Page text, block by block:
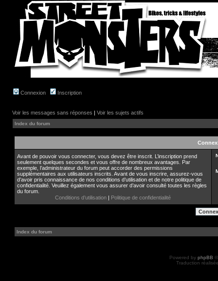
Connexion Inscription
Voir les messages sans réponses | Voir les sujets actifs
Index du forum
Avant de pouvoir vous connecter, vous devez être inscrit. L’inscription prend
seulement quelques secondes et vous offre de nombreux avantages. Par
exemple, l’administrateur du forum peut accorder des permissions
supplémentaires aux utilisateurs inscrits. Avant de vous inscrire, assurez-vous
d’avoir pris connaissance de nos conditions d’utilisation et de notre politique de
confidentialité. Veuillez également vous assurer d’avoir consulté toutes les règles
du forum.
Conditions d’utilisation | Politique de confidentialité
Index du forum
Powered by phpBB
Traduction